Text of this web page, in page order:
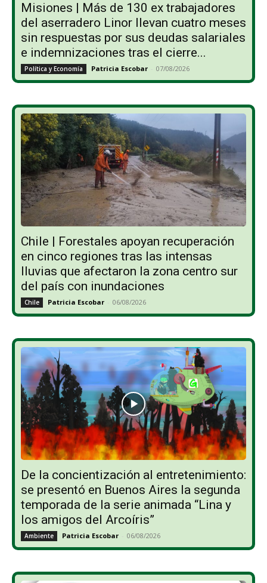
Misiones | Más de 130 ex trabajadores
del aserradero Linor llevan cuatro meses
sin respuestas por sus deudas salariales
e indemnizaciones tras el cierre...
Política y Economía Patricia Escobar - 07/08/2026
Chile | Forestales apoyan recuperación
en cinco regiones tras las intensas
lluvias que afectaron la zona centro sur
del país con inundaciones
Chile Patricia Escobar - 06/08/2026
De la concientización al entretenimiento:
se presentó en Buenos Aires la segunda
temporada de la serie animada “Lina y
los amigos del Arcoíris”
Ambiente Patricia Escobar - 06/08/2026